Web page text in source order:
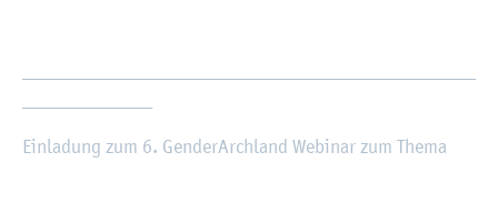
Ein­la­dung zum 6. Gen­derArch­land We­bi­nar zum Thema